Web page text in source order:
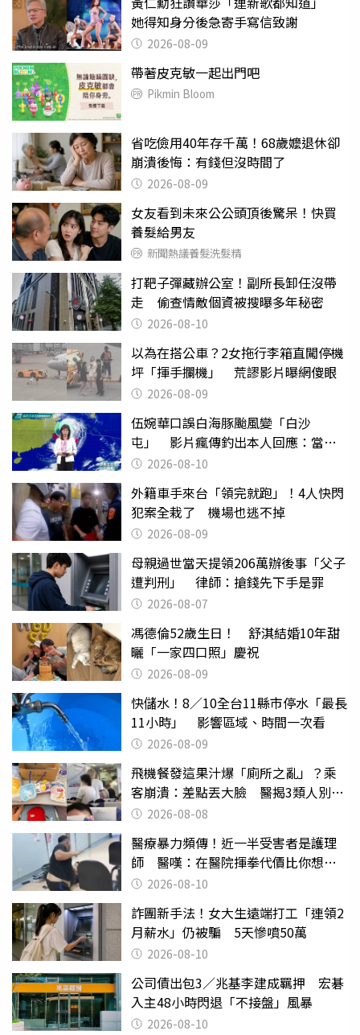
她得知身分後急寄手寫信致謝
2026-08-09
帶著皮克敏一起出門吧
Pikmin Bloom
省吃儉用40年存千萬！68歲嬤退休卻
崩潰後悔：有錢但沒時間了
2026-08-09
女友看到未來公公頭頂後驚呆！快買
養髮給男友
新聞熱議養髮洗髮精
打靶子彈藏辦公室！副所長卸任沒帶
走 偷查情敵個資被搜曝多年秘密
2026-08-10
以為在搭公車？2女拖行李箱直闖停機
坪「揮手攔機」 荒謬影片曝網傻眼
2026-08-09
伍婉華口誤白海豚颱風變「白沙
屯」 影片瘋傳釣出本人回應：當下
懊惱到現在
2026-08-10
外籍車手來台「領完就跑」！4人快閃
犯案全栽了 機場也逃不掉
2026-08-09
母親過世當天提領206萬辦後事「父子
遭判刑」 律師：搶錢先下手是罪
2026-08-07
馮德倫52歲生日！ 舒淇結婚10年甜
曬「一家四口照」慶祝
2026-08-09
快儲水！8／10全台11縣市停水「最長
11小時」 影響區域、時間一次看
2026-08-09
飛機餐發這果汁爆「廁所之亂」？乘
客崩潰：差點丟大臉 醫揭3類人別亂
喝 2026-08-08
醫療暴力頻傳！近一半受害者是護理
師 醫嘆：在醫院揮拳代價比你想像
的還要大
2026-08-10
詐團新手法！女大生遠端打工「連領2
月薪水」仍被騙 5天慘噴50萬
2026-08-10
公司債出包3／兆基李建成羈押 宏碁
入主48小時閃退「不接盤」風暴
2026-08-10